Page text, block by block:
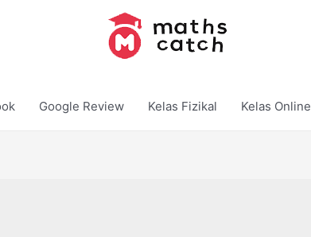
Google Review Kelas Fizikal Kelas Online